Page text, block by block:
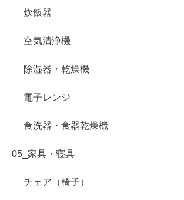
炊飯器
空気清浄機
除湿器・乾燥機
電子レンジ
食洗器・食器乾燥機
05_家具・寝具
チェア（椅子）